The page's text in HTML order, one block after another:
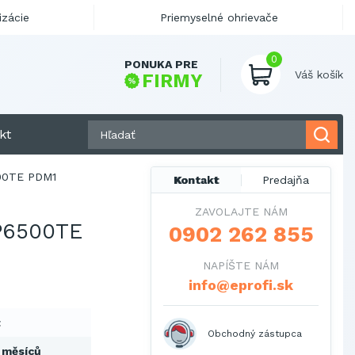
PONUKA PRE
FIRMY
0
Váš košík
PDM1
měsíců
Kontakt Predajňa
ZAVOLAJTE NÁM
0902 262 855
NAPÍŠTE NÁM
info@eprofi.sk
Obchodný zástupca
Priemyselné ohrievače